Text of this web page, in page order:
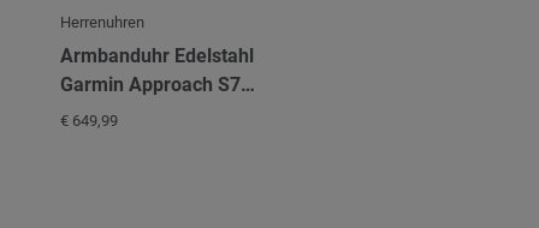
Herrenuhren
Armbanduhr Edelstahl
Garmin Approach S70
Black
€ 649,99